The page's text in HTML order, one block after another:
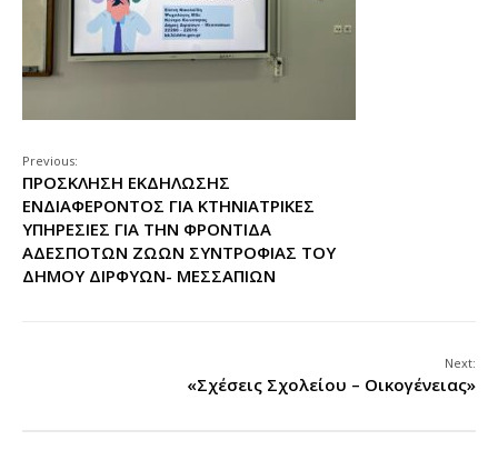
Previous:
ΠΡΟΣΚΛΗΣΗ ΕΚΔΗΛΩΣΗΣ
ΕΝΔΙΑΦΕΡΟΝΤΟΣ ΓΙΑ ΚΤΗΝΙΑΤΡΙΚΕΣ
ΥΠΗΡΕΣΙΕΣ ΓΙΑ ΤΗΝ ΦΡΟΝΤΙΔΑ
ΑΔΕΣΠΟΤΩΝ ΖΩΩΝ ΣΥΝΤΡΟΦΙΑΣ ΤΟΥ
ΔΗΜΟΥ ΔΙΡΦΥΩΝ- ΜΕΣΣΑΠΙΩΝ
Next:
«Σχέσεις Σχολείου – Οικογένειας»